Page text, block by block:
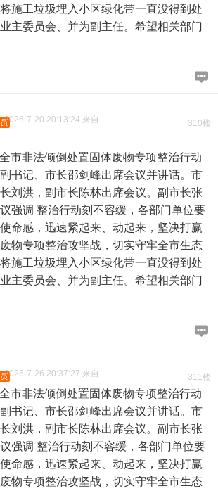
施工垃圾埋入小区绿化带一直没得到处
主委员会、并为副主任。希望相关部门
310楼
2026-7-20 20:13:24 来自
市非法倾倒处置固体废物专项整治行动
书记、市长邵剑峰出席会议并讲话。市
刘洪，副市长陈林出席会议。副市长张
强调 整治行动刻不容缓，各部门单位要
命感，迅速紧起来、动起来，坚决打赢
物专项整治攻坚战，切实守牢全市生态
施工垃圾埋入小区绿化带一直没得到处
主委员会、并为副主任。希望相关部门
311楼
2026-7-26 20:37:27 来自
市非法倾倒处置固体废物专项整治行动
书记、市长邵剑峰出席会议并讲话。市
刘洪，副市长陈林出席会议。副市长张
强调 整治行动刻不容缓，各部门单位要
命感，迅速紧起来、动起来，坚决打赢
物专项整治攻坚战，切实守牢全市生态